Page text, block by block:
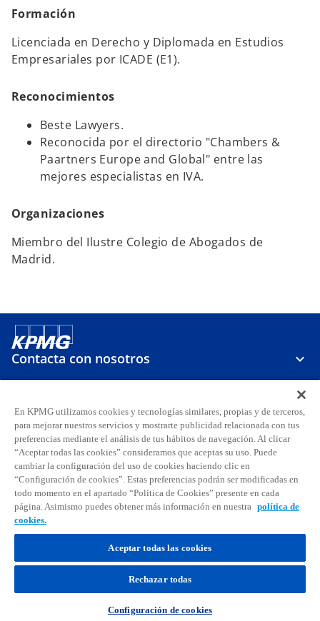
Formación
Licenciada en Derecho y Diplomada en Estudios
Empresariales por ICADE (E1).
Reconocimientos
Beste Lawyers.
Reconocida por el directorio "Chambers &
Paartners Europe and Global" entre las
mejores especialistas en IVA.
Organizaciones
Miembro del Ilustre Colegio de Abogados de
Madrid.
Contacta con nosotros
Sobre KPMG
Carreras
s
e
b
e
s
e
b
r
e
e
s
e
b
r
e
e
s
e
b
r
e
s
e
b
e
s
e
a
b
e
Aviso legal Privacidad Política de cookies
© 2026 KPMG, S.A., sociedad anónima española y firma miembro de la
organización global de KPMG de firmas miembro independientes
afiliadas a KPMG International Limited, sociedad inglesa limitada por
garantía. Todos los derechos reservados. Para más detalles sobre la
estructura de la organización global de KPMG, por favor
https://kpmg.com/governance.
En KPMG utilizamos cookies y tecnologías similares, propias y de terceros,
para mejorar nuestros servicios y mostrarte publicidad relacionada con tus
preferencias mediante el análisis de tus hábitos de navegación. Al clicar
“Aceptar todas las cookies” consideramos que aceptas su uso. Puede
cambiar la configuración del uso de cookies haciendo clic en
“Configuración de cookies”. Estas preferencias podrán ser modificadas en
todo momento en el apartado “Política de Cookies” presente en cada
página. Asimismo puedes obtener más información en nuestra política de
cookies.
Aceptar todas las cookies
Rechazar todas
Configuración de cookies